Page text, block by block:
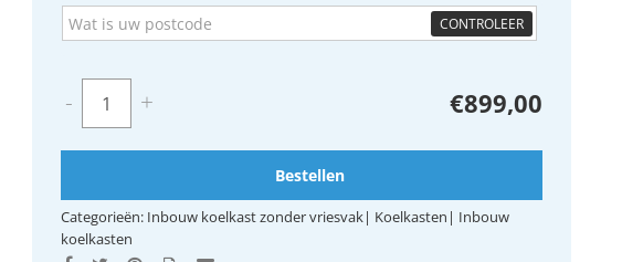
CONTROLEER
€899,00
- +
Bestellen
Categorieën: Inbouw koelkast zonder vriesvak| Koelkasten | Inbouw
koelkasten